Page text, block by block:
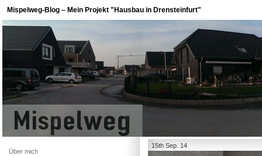
Mispelweg-Blog – Mein Projekt "Hausbau in Drensteinfurt"
15th Sep. 14
Über mich